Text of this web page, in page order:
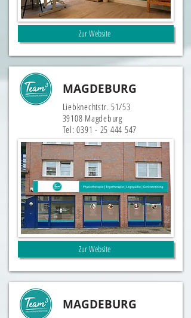
Zur Website
MAGDEBURG
Liebknechtstr. 51/53
39108 Magdeburg
Tel:0391 - 25 444 547
Zur Website
MAGDEBURG